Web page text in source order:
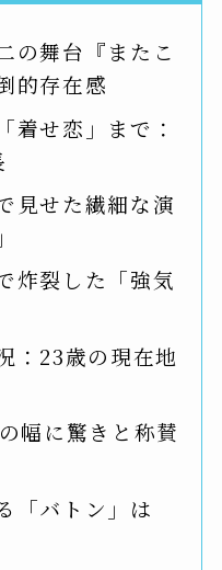
の舞台『またこ
的存在感
着せ恋」まで：
見せた繊細な演
炸裂した「強気
：23歳の現在地
幅に驚きと称賛
「バトン」は